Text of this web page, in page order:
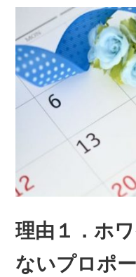
理由１．ホ
ないプロポ